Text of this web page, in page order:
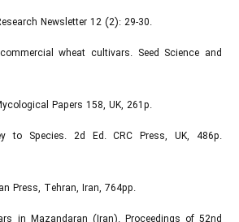
Newsletter 12 (2): 29-30.
wheat cultivars. Seed Science and
Papers 158, UK, 261p.
to Species. 2d Ed. CRC Press, UK, 486p.
Press, Tehran, Iran, 764pp.